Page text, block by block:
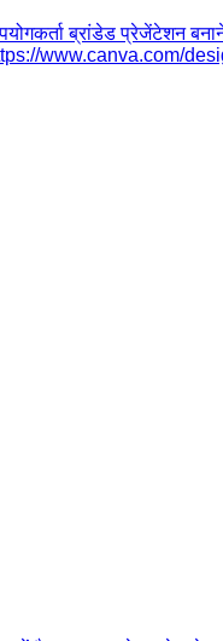
ब्रांडेड प्रेजेंटेशन
www.canva.com/